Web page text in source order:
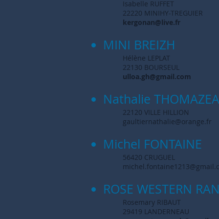
Isabelle RUFFET
22220 MINIHY-TREGUIER
kergonan@live.fr
MINI BREIZH
Hélène LEPLAT
22130 BOURSEUL
ulloa.gh@gmail.com
Nathalie
22120 VILLE HILLION
gaultiernathalie@orange.fr
Michel FONTAINE
56420 CRUGUEL
ROSE WESTERN
Rosemary RIBAUT
29419 LANDERNEAU